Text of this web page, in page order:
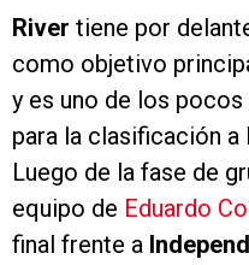
River tiene por
como objetivo
y es uno de los
para la clasificación
Luego de la fase de
equipo de Eduardo
final frente a